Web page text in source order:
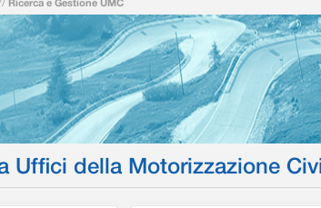
Uffici della Motorizzazione